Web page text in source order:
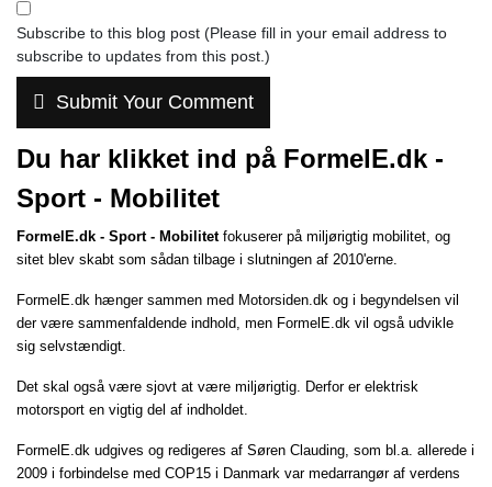
Subscribe to this blog post (Please fill in your email address to
subscribe to updates from this post.)
Submit Your Comment
Du har klikket ind på FormelE.dk -
Sport - Mobilitet
FormelE.dk - Sport - Mobilitetfokuserer på miljørigtig mobilitet, og
sitet blev skabt som sådan tilbage i slutningen af 2010'erne.
FormelE.dk hænger sammen med Motorsiden.dk og i begyndelsen vil
der være sammenfaldende indhold, men FormelE.dk vil også udvikle
sig selvstændigt.
Det skal også være sjovt at være miljørigtig. Derfor er elektrisk
motorsport en vigtig del af indholdet.
FormelE.dk udgives og redigeres af Søren Clauding, som bl.a. allerede i
2009 i forbindelse med COP15 i Danmark var medarrangør af verdens